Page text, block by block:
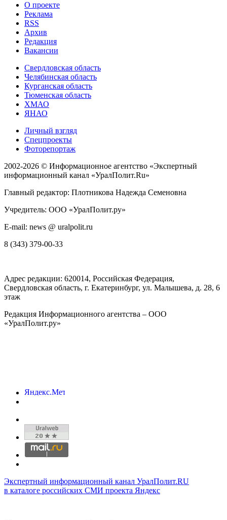
О проекте
Реклама
RSS
Архив
Редакция
Вакансии
Свердловская область
Челябинская область
Курганская область
Тюменская область
ХМАО
ЯНАО
Личный взгляд
Спецпроекты
Фоторепортаж
2002-2026 © Информационное агентство «Экспертный
информационный канал «УралПолит.Ru»
Главный редактор: Плотникова Надежда Семеновна
Учредитель: ООО «УралПолит.ру»
E-mail: news @ uralpolit.ru
8 (343) 379-00-33
Адрес редакции: 620014, Российская Федерация,
Свердловская область, г. Екатеринбург, ул. Малышева, д. 28, 6
этаж
Редакция Информационного агентства – ООО
«УралПолит.ру»
Экспертный информационный канал УралПолит.RU
в каталоге российских СМИ проекта Яндекс